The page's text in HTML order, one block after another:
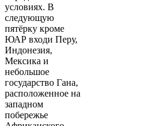
условиях. В
следующую
пятёрку кроме
ЮАР входи Перу,
Индонезия,
Мексика и
небольшое
государство Гана,
расположенное на
западном
побережье